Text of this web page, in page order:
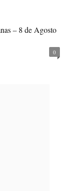
– 8 de Agosto
0